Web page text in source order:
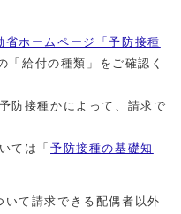
省ホームページ「予防接種
「給付の種類」をご確認く
防接種かによって、請求で
ては「 予防接種の基礎知
て請求できる配偶者以外